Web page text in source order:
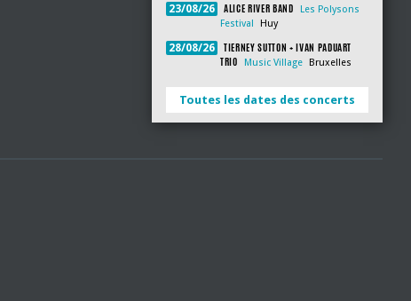
23/08/26 ALICE RIVER BAND
Les Polysons
Festival
Huy
28/08/26
TIERNEY SUTTON + IVAN PADUART
TRIO
Music Village Bruxelles
Toutes les dates des concerts